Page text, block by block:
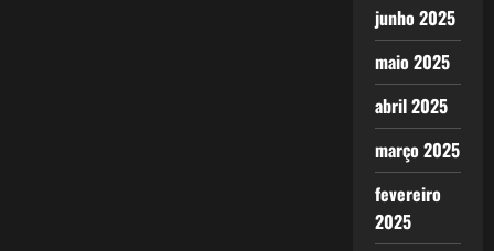
junho 2025
maio 2025
abril 2025
março 2025
fevereiro
2025